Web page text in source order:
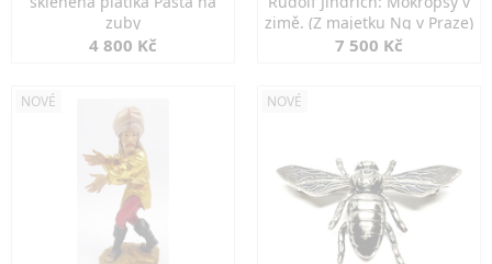
zuby
4 800 Kč
zimě. (Z majetku Ng v Praze)
7 500 Kč
NOVÉ NOVÉ